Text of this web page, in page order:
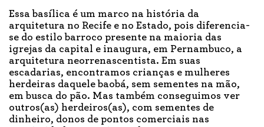
Essa basílica é um marco na história da
arquitetura no Recife e no Estado, pois diferencia-
se do estilo barroco presente na maioria das
igrejas da capital e inaugura, em Pernambuco, a
arquitetura neorrenascentista. Em suas
escadarias, encontramos crianças e mulheres
herdeiras daquele baobá, sem sementes na mão,
em busca do pão. Mas também conseguimos ver
outros(as) herdeiros(as), com sementes de
dinheiro, donos de pontos comerciais nas